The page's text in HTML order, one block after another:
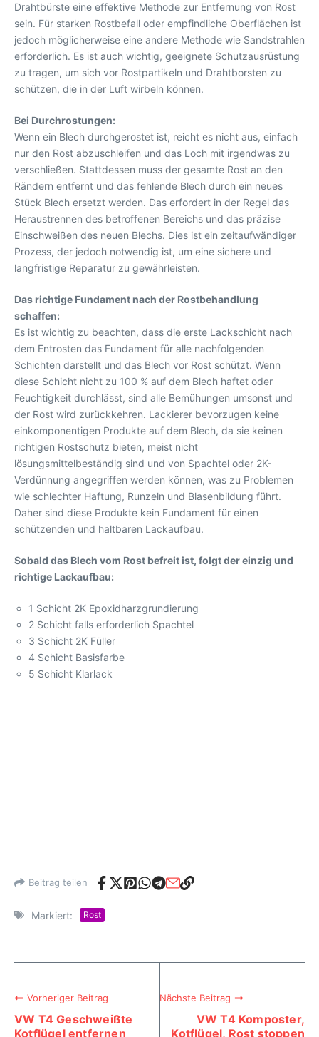
Drahtbürste eine effektive Methode zur Entfernung von Rost
sein. Für starken Rostbefall oder empfindliche Oberflächen ist
jedoch möglicherweise eine andere Methode wie Sandstrahlen
erforderlich. Es ist auch wichtig, geeignete Schutzausrüstung
zu tragen, um sich vor Rostpartikeln und Drahtborsten zu
schützen, die in der Luft wirbeln können.
Bei Durchrostungen:
Wenn ein Blech durchgerostet ist, reicht es nicht aus, einfach
nur den Rost abzuschleifen und das Loch mit irgendwas zu
verschließen. Stattdessen muss der gesamte Rost an den
Rändern entfernt und das fehlende Blech durch ein neues
Stück Blech ersetzt werden. Das erfordert in der Regel das
Heraustrennen des betroffenen Bereichs und das präzise
Einschweißen des neuen Blechs. Dies ist ein zeitaufwändiger
Prozess, der jedoch notwendig ist, um eine sichere und
langfristige Reparatur zu gewährleisten.
Das richtige Fundament nach der Rostbehandlung
schaffen:
Es ist wichtig zu beachten, dass die erste Lackschicht nach
dem Entrosten das Fundament für alle nachfolgenden
Schichten darstellt und das Blech vor Rost schützt. Wenn
diese Schicht nicht zu 100 % auf dem Blech haftet oder
Feuchtigkeit durchlässt, sind alle Bemühungen umsonst und
der Rost wird zurückkehren. Lackierer bevorzugen keine
einkomponentigen Produkte auf dem Blech, da sie keinen
richtigen Rostschutz bieten, meist nicht
lösungsmittelbeständig sind und von Spachtel oder 2K-
Verdünnung angegriffen werden können, was zu Problemen
wie schlechter Haftung, Runzeln und Blasenbildung führt.
Daher sind diese Produkte kein Fundament für einen
schützenden und haltbaren Lackaufbau.
Sobald das Blech vom Rost befreit ist, folgt der einzig und
richtige Lackaufbau:
1 Schicht 2K Epoxidharzgrundierung
2 Schicht falls erforderlich Spachtel
3 Schicht 2K Füller
4 Schicht Basisfarbe
5 Schicht Klarlack
Beitrag teilen
Markiert: Rost
Vorheriger Beitrag
VW T4 Geschweißte
Kotflügel entfernen
Nächste Beitrag
VW T4 Komposter,
Kotflügel, Rost stoppen